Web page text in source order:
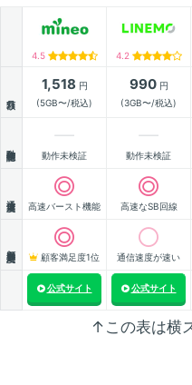
4.5 4.2
1,518 円
(5GB〜/税込)
990円
(3GB〜/税込)
動作未検証 動作未検証
高速バースト機能 高速なSB回線
顧客満足度1位 通信速度が速い
公式サイト 公式サイト
↑この表は横